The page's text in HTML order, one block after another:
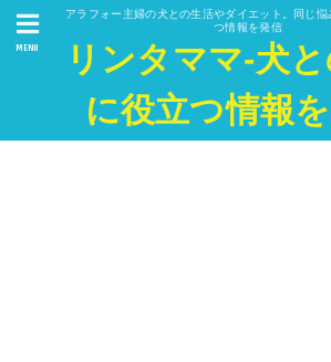
アラフォー主婦の犬との生活やダイエット。同じ悩
つ情報を発信
リンタママ-犬
に役立つ情報
MENU